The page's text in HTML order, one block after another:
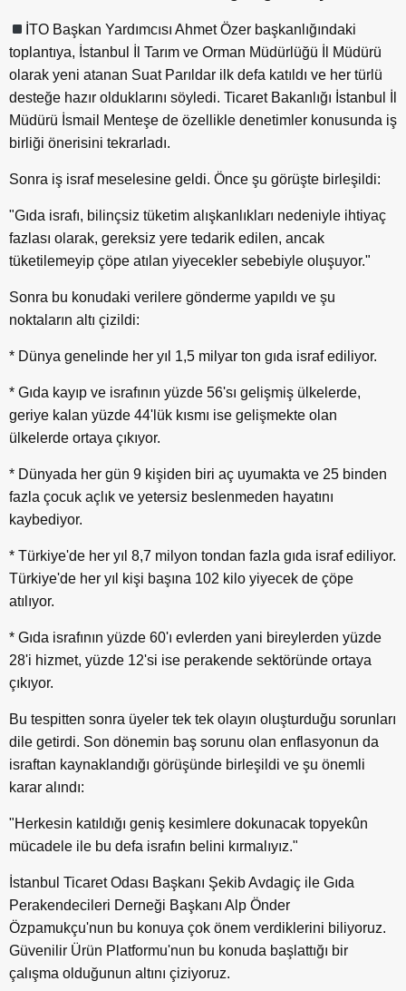
İTO Başkan Yardımcısı Ahmet Özer başkanlığındaki
toplantıya, İstanbul İl Tarım ve Orman Müdürlüğü İl Müdürü
olarak yeni atanan Suat Parıldar ilk defa katıldı ve her türlü
desteğe hazır olduklarını söyledi. Ticaret Bakanlığı İstanbul İl
Müdürü İsmail Menteşe de özellikle denetimler konusunda iş
birliği önerisini tekrarladı.
Sonra iş israf meselesine geldi. Önce şu görüşte birleşildi:
"Gıda israfı, bilinçsiz tüketim alışkanlıkları nedeniyle ihtiyaç
fazlası olarak, gereksiz yere tedarik edilen, ancak
tüketilemeyip çöpe atılan yiyecekler sebebiyle oluşuyor."
Sonra bu konudaki verilere gönderme yapıldı ve şu
noktaların altı çizildi:
* Dünya genelinde her yıl 1,5 milyar ton gıda israf ediliyor.
* Gıda kayıp ve israfının yüzde 56'sı gelişmiş ülkelerde,
geriye kalan yüzde 44'lük kısmı ise gelişmekte olan
ülkelerde ortaya çıkıyor.
* Dünyada her gün 9 kişiden biri aç uyumakta ve 25 binden
fazla çocuk açlık ve yetersiz beslenmeden hayatını
kaybediyor.
* Türkiye'de her yıl 8,7 milyon tondan fazla gıda israf ediliyor.
Türkiye'de her yıl kişi başına 102 kilo yiyecek de çöpe
atılıyor.
* Gıda israfının yüzde 60'ı evlerden yani bireylerden yüzde
28'i hizmet, yüzde 12'si ise perakende sektöründe ortaya
çıkıyor.
Bu tespitten sonra üyeler tek tek olayın oluşturduğu sorunları
dile getirdi. Son dönemin baş sorunu olan enflasyonun da
israftan kaynaklandığı görüşünde birleşildi ve şu önemli
karar alındı:
"Herkesin katıldığı geniş kesimlere dokunacak topyekûn
mücadele ile bu defa israfın belini kırmalıyız."
İstanbul Ticaret Odası Başkanı Şekib Avdagiç ile Gıda
Perakendecileri Derneği Başkanı Alp Önder
Özpamukçu'nun bu konuya çok önem verdiklerini biliyoruz.
Güvenilir Ürün Platformu'nun bu konuda başlattığı bir
çalışma olduğunun altını çiziyoruz.